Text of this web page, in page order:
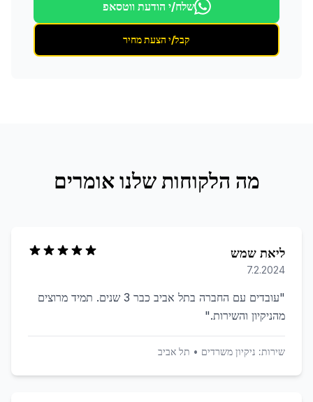
שלח/י הודעת ווטסאפ
קבל/י הצעת מחיר
מה הלקוחות שלנו אומרים
ליאת שמש
7.2.2024
"
עובדים עם החברה בתל אביב כבר 3 שנים. תמיד מרוצים
מהניקיון והשירות."
שירות: ניקיון משרדים • תל אביב